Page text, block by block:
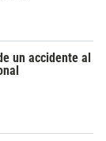
un accidente al